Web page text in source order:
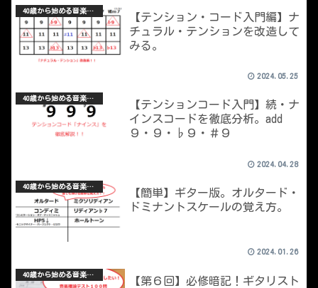
40歳から始める音楽理論
【テンション・コード入門編】ナ
チュラル・テンションを改造して
みる。
2024.05.25
40歳から始める音楽理論
【テンションコード入門】続・ナ
インスコードを徹底分析。add
９・９・♭９・＃９
2024.04.28
40歳から始める音楽理論
【簡単】ギター版。オルタード・
ドミナントスケールの覚え方。
2024.01.26
40歳から始める音楽理論
【第６回】必修暗記！ギタリスト